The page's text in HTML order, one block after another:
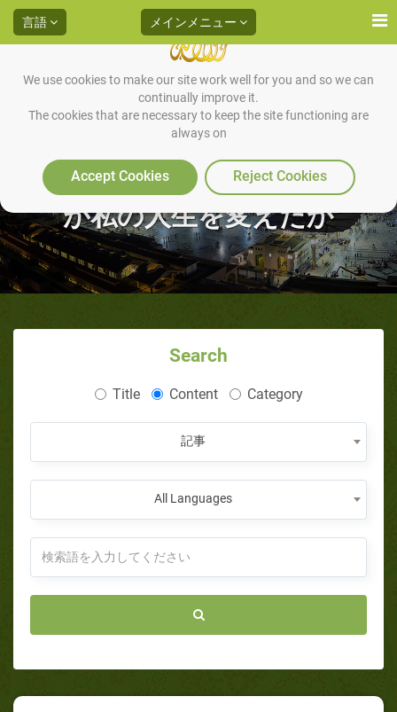
We use cookies to make our site work well for you and so we can
continually improve it.
The cookies that are necessary to keep the site functioning are
always on
Accept Cookies Reject Cookies
言語 メインメニュー
アブドッラティーフ・アブドッ
ラー 元プロテスタントの米国
人（後半）：いかにイスラーム
が私の人生を変えたか
Search
Title Content Category
記事
All Languages